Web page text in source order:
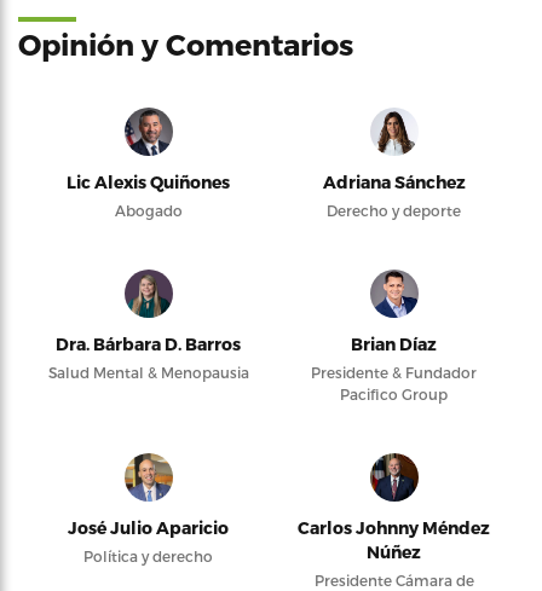
Opinión y Comentarios
Lic Alexis Quiñones
Abogado
Adriana Sánchez
Derecho y deporte
Dra. Bárbara D. Barros
Salud Mental & Menopausia
Brian Díaz
Presidente & Fundador
Pacifico Group
José Julio Aparicio
Política y derecho
Carlos Johnny Méndez
Núñez
Presidente Cámara de